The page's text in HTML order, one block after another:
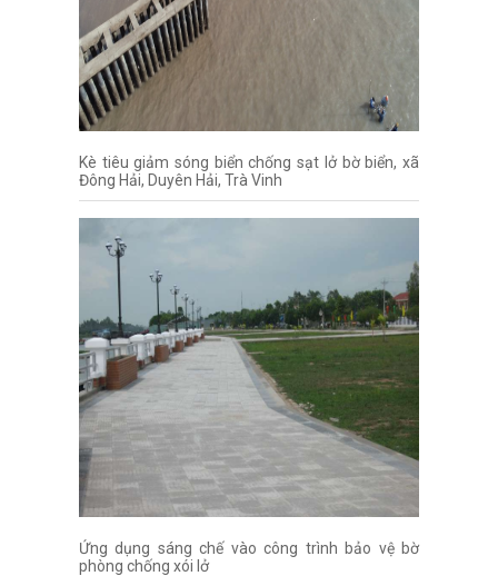
Kè tiêu giảm sóng biển chống sạt lở bờ biển, xã
Đông Hải, Duyên Hải, Trà Vinh
Ứng dụng sáng chế vào công trình bảo vệ bờ
phòng chống xói lở